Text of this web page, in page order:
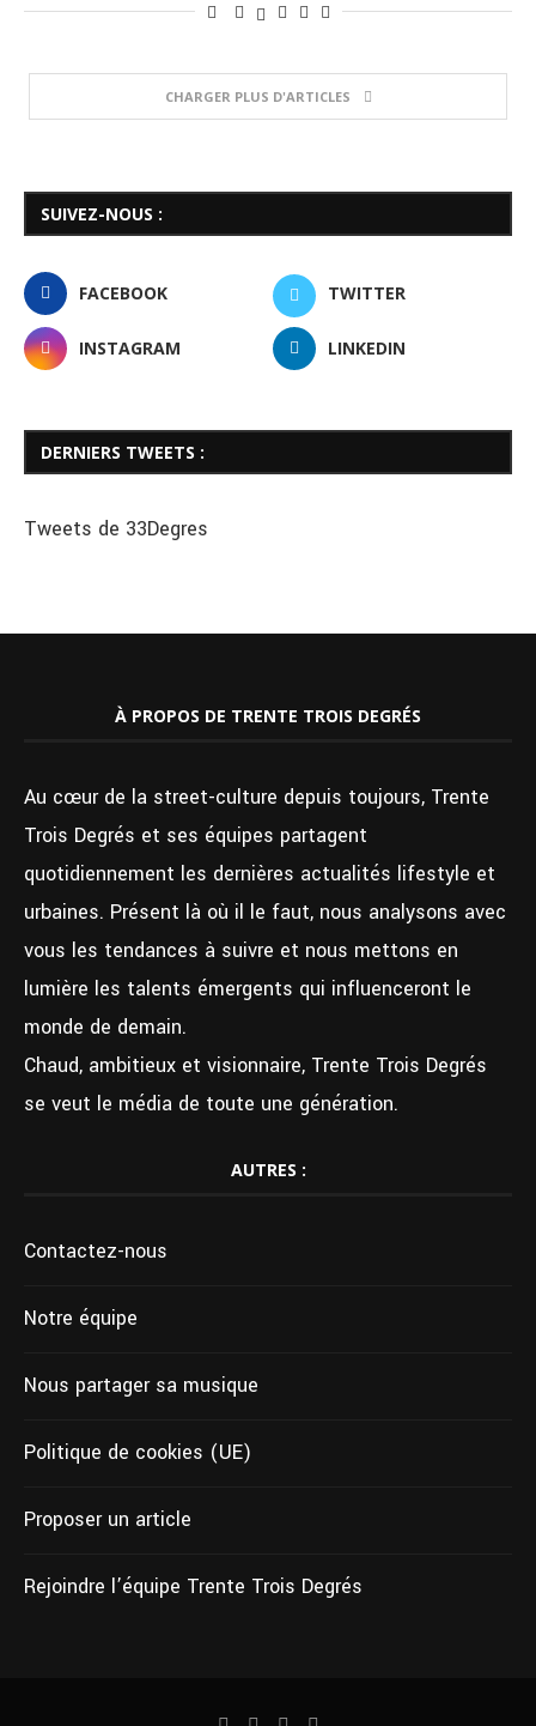
CHARGER PLUS D'ARTICLES
SUIVEZ-NOUS :
FACEBOOK TWITTER
INSTAGRAM LINKEDIN
DERNIERS TWEETS :
Tweets de 33Degres
À PROPOS DE TRENTE TROIS DEGRÉS
Au cœur de la street-culture depuis toujours, Trente
Trois Degrés et ses équipes partagent
quotidiennement les dernières actualités lifestyle et
urbaines. Présent là où il le faut, nous analysons avec
vous les tendances à suivre et nous mettons en
lumière les talents émergents qui influenceront le
monde de demain.
Chaud, ambitieux et visionnaire, Trente Trois Degrés
se veut le média de toute une génération.
AUTRES :
Contactez-nous
Notre équipe
Nous partager sa musique
Politique de cookies (UE)
Proposer un article
Rejoindre l’équipe Trente Trois Degrés